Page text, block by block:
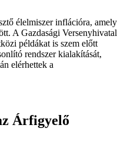
élelmiszer inflációra, amely
A Gazdasági Versenyhivatal
példákat is szem előtt
rendszer kialakítását,
elérhettek a
Árfigyelő